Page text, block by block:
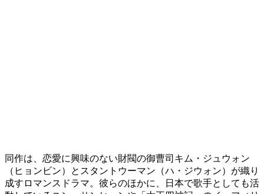
同作は、恋愛に興味のない財閥の御曹司キム・ジュウォン
（ヒョンビン）とスタントウーマン（ハ・ジウォン）が織り
成すロマンスドラマ。彼らのほかに、日本で歌手としても活